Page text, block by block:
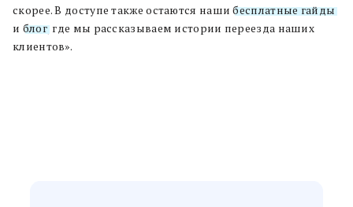
скорее. В доступе также остаются нашибесплатные гайды
и блог, где мы рассказываем истории переезда наших
клиентов».